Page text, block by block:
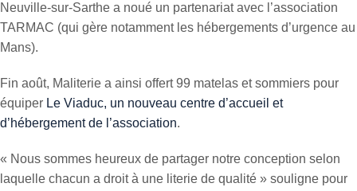
Neuville-sur-Sarthe a noué un partenariat avec l’association
TARMAC (qui gère notamment les hébergements d’urgence au
Mans).
Fin août, Maliterie a ainsi offert 99 matelas et sommiers pour
équiper Le Viaduc, un nouveau centre d’accueil et
d’hébergement de l’association.
« Nous sommes heureux de partager notre conception selon
laquelle chacun a droit à une literie de qualité » souligne pour